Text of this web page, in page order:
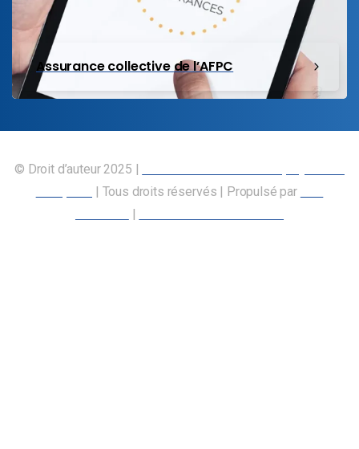
Assurance collective de l’AFPC
© Droit d’auteur 2025 |
| Tous droits réservés | Propulsé par
|